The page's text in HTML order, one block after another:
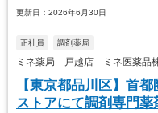
更新日：2026年6月30日
正社員 調剤薬局
ミネ薬局 戸越店 ミネ医薬品
【東京都品川区】首
ストアにて調剤専門薬